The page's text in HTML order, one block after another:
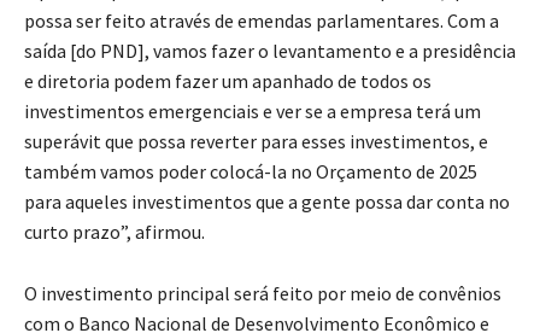
possa ser feito através de emendas parlamentares. Com a
saída [do PND], vamos fazer o levantamento e a presidência
e diretoria podem fazer um apanhado de todos os
investimentos emergenciais e ver se a empresa terá um
superávit que possa reverter para esses investimentos, e
também vamos poder colocá-la no Orçamento de 2025
para aqueles investimentos que a gente possa dar conta no
curto prazo”, afirmou.
O investimento principal será feito por meio de convênios
com o Banco Nacional de Desenvolvimento Econômico e